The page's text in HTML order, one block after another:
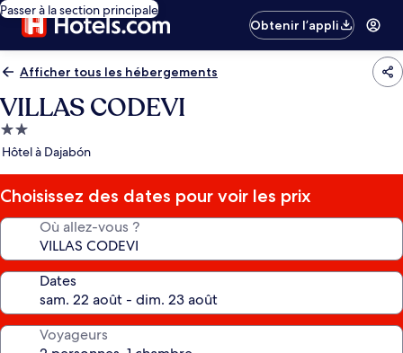
Passer à la section principale
Obtenir l’appli
Afficher tous les hébergements
VILLAS CODEVI
Hébergement
2.0 étoiles
Hôtel à Dajabón
Choisissez des dates pour voir les prix
Où allez-vous ?
Dates
Voyageurs